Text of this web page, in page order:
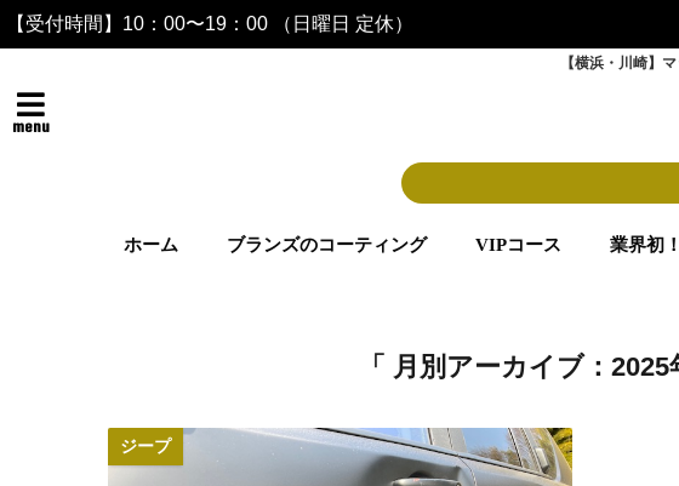
【受付時間】10：00〜19：00 （日曜日 定休）
【横浜・川崎】
menu
ホーム ブランズのコーティング VIPコース 業界初
「 月別アーカイブ：
ジープ